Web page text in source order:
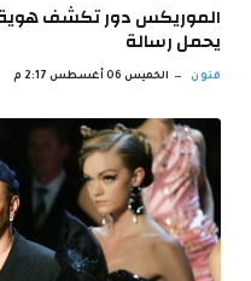
يحمل رسالة
فنون الخميس 06 أغسطس 2:17 م